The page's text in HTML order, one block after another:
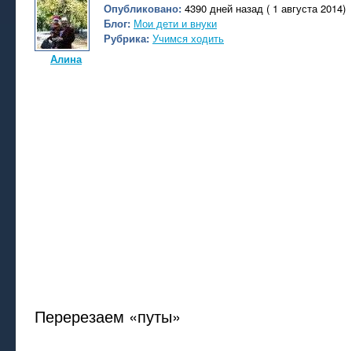
Алина
Опубликовано: 4390 дней назад ( 1 августа 2014)
Блог: Мои дети и внуки
Рубрика: Учимся ходить
Перерезаем «путы»